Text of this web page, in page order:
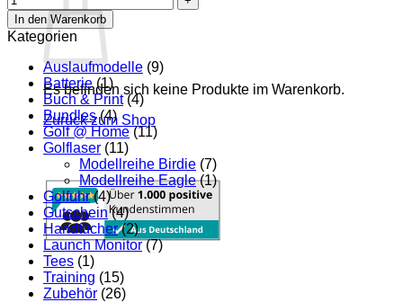
Es befinden sich keine Produkte im Warenkorb.
Zurück zum Shop
In den Warenkorb
Kategorien
Auslaufmodelle (9)
Batterie (1)
Buch & Print (4)
Bundles (4)
Golf @ Home (11)
Golflaser (11)
Modellreihe Birdie (7)
Modellreihe Eagle (1)
Golfuhr (4)
Gutschein (4)
Handtücher (2)
Launch Monitor (7)
Tees (1)
Training (15)
Zubehör (26)